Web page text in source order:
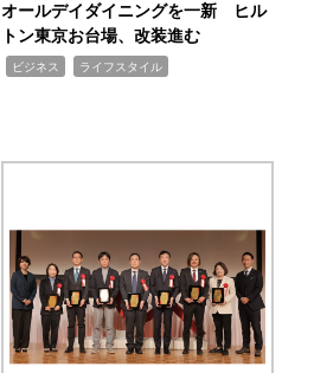
オールデイダイニングを一新 ヒル
トン東京お台場、改装進む
ビジネス ライフスタイル